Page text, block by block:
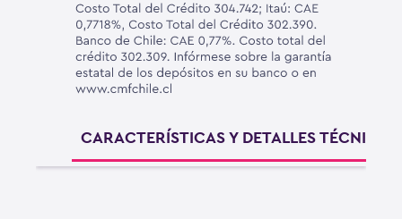
CARACTERÍSTICAS Y DETALLES TÉCNICOS